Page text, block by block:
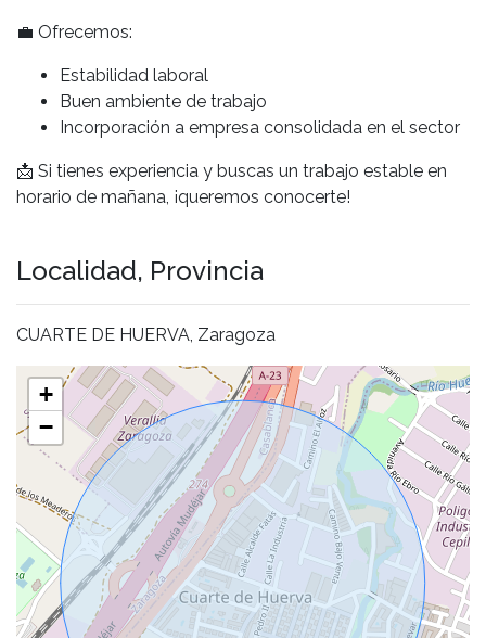
💼 Ofrecemos:
Estabilidad laboral
Buen ambiente de trabajo
Incorporación a empresa consolidada en el sector
📩 Si tienes experiencia y buscas un trabajo estable en
horario de mañana, ¡queremos conocerte!
Localidad, Provincia
CUARTE DE HUERVA, Zaragoza
+
−